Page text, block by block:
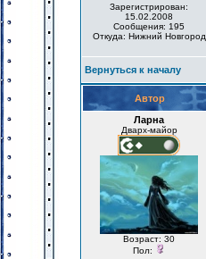
Зарегистрирован:
15.02.2008
Сообщения: 195
Откуда: Нижний Новгород
Вернуться к началу
Автор
Ларна
Дварх-майор
Возраст: 30
Пол: